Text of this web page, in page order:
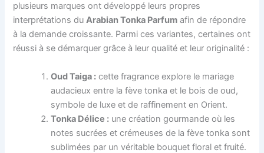
plusieurs marques ont développé leurs propres
interprétations duArabian Tonka Parfum afin de répondre
à la demande croissante. Parmi ces variantes, certaines ont
réussi à se démarquer grâce à leur qualité et leur originalité :
Oud Taiga : cette fragrance explore le mariage
audacieux entre la fève tonka et le bois de oud,
symbole de luxe et de raffinement en Orient.
Tonka Délice : une création gourmande où les
notes sucrées et crémeuses de la fève tonka sont
sublimées par un véritable bouquet floral et fruité.